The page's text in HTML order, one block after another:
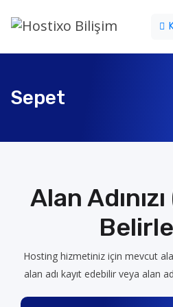
Sepet
Alan
Hosting hizmetiniz için mevcut
alan adı kayıt edebilir veya alan